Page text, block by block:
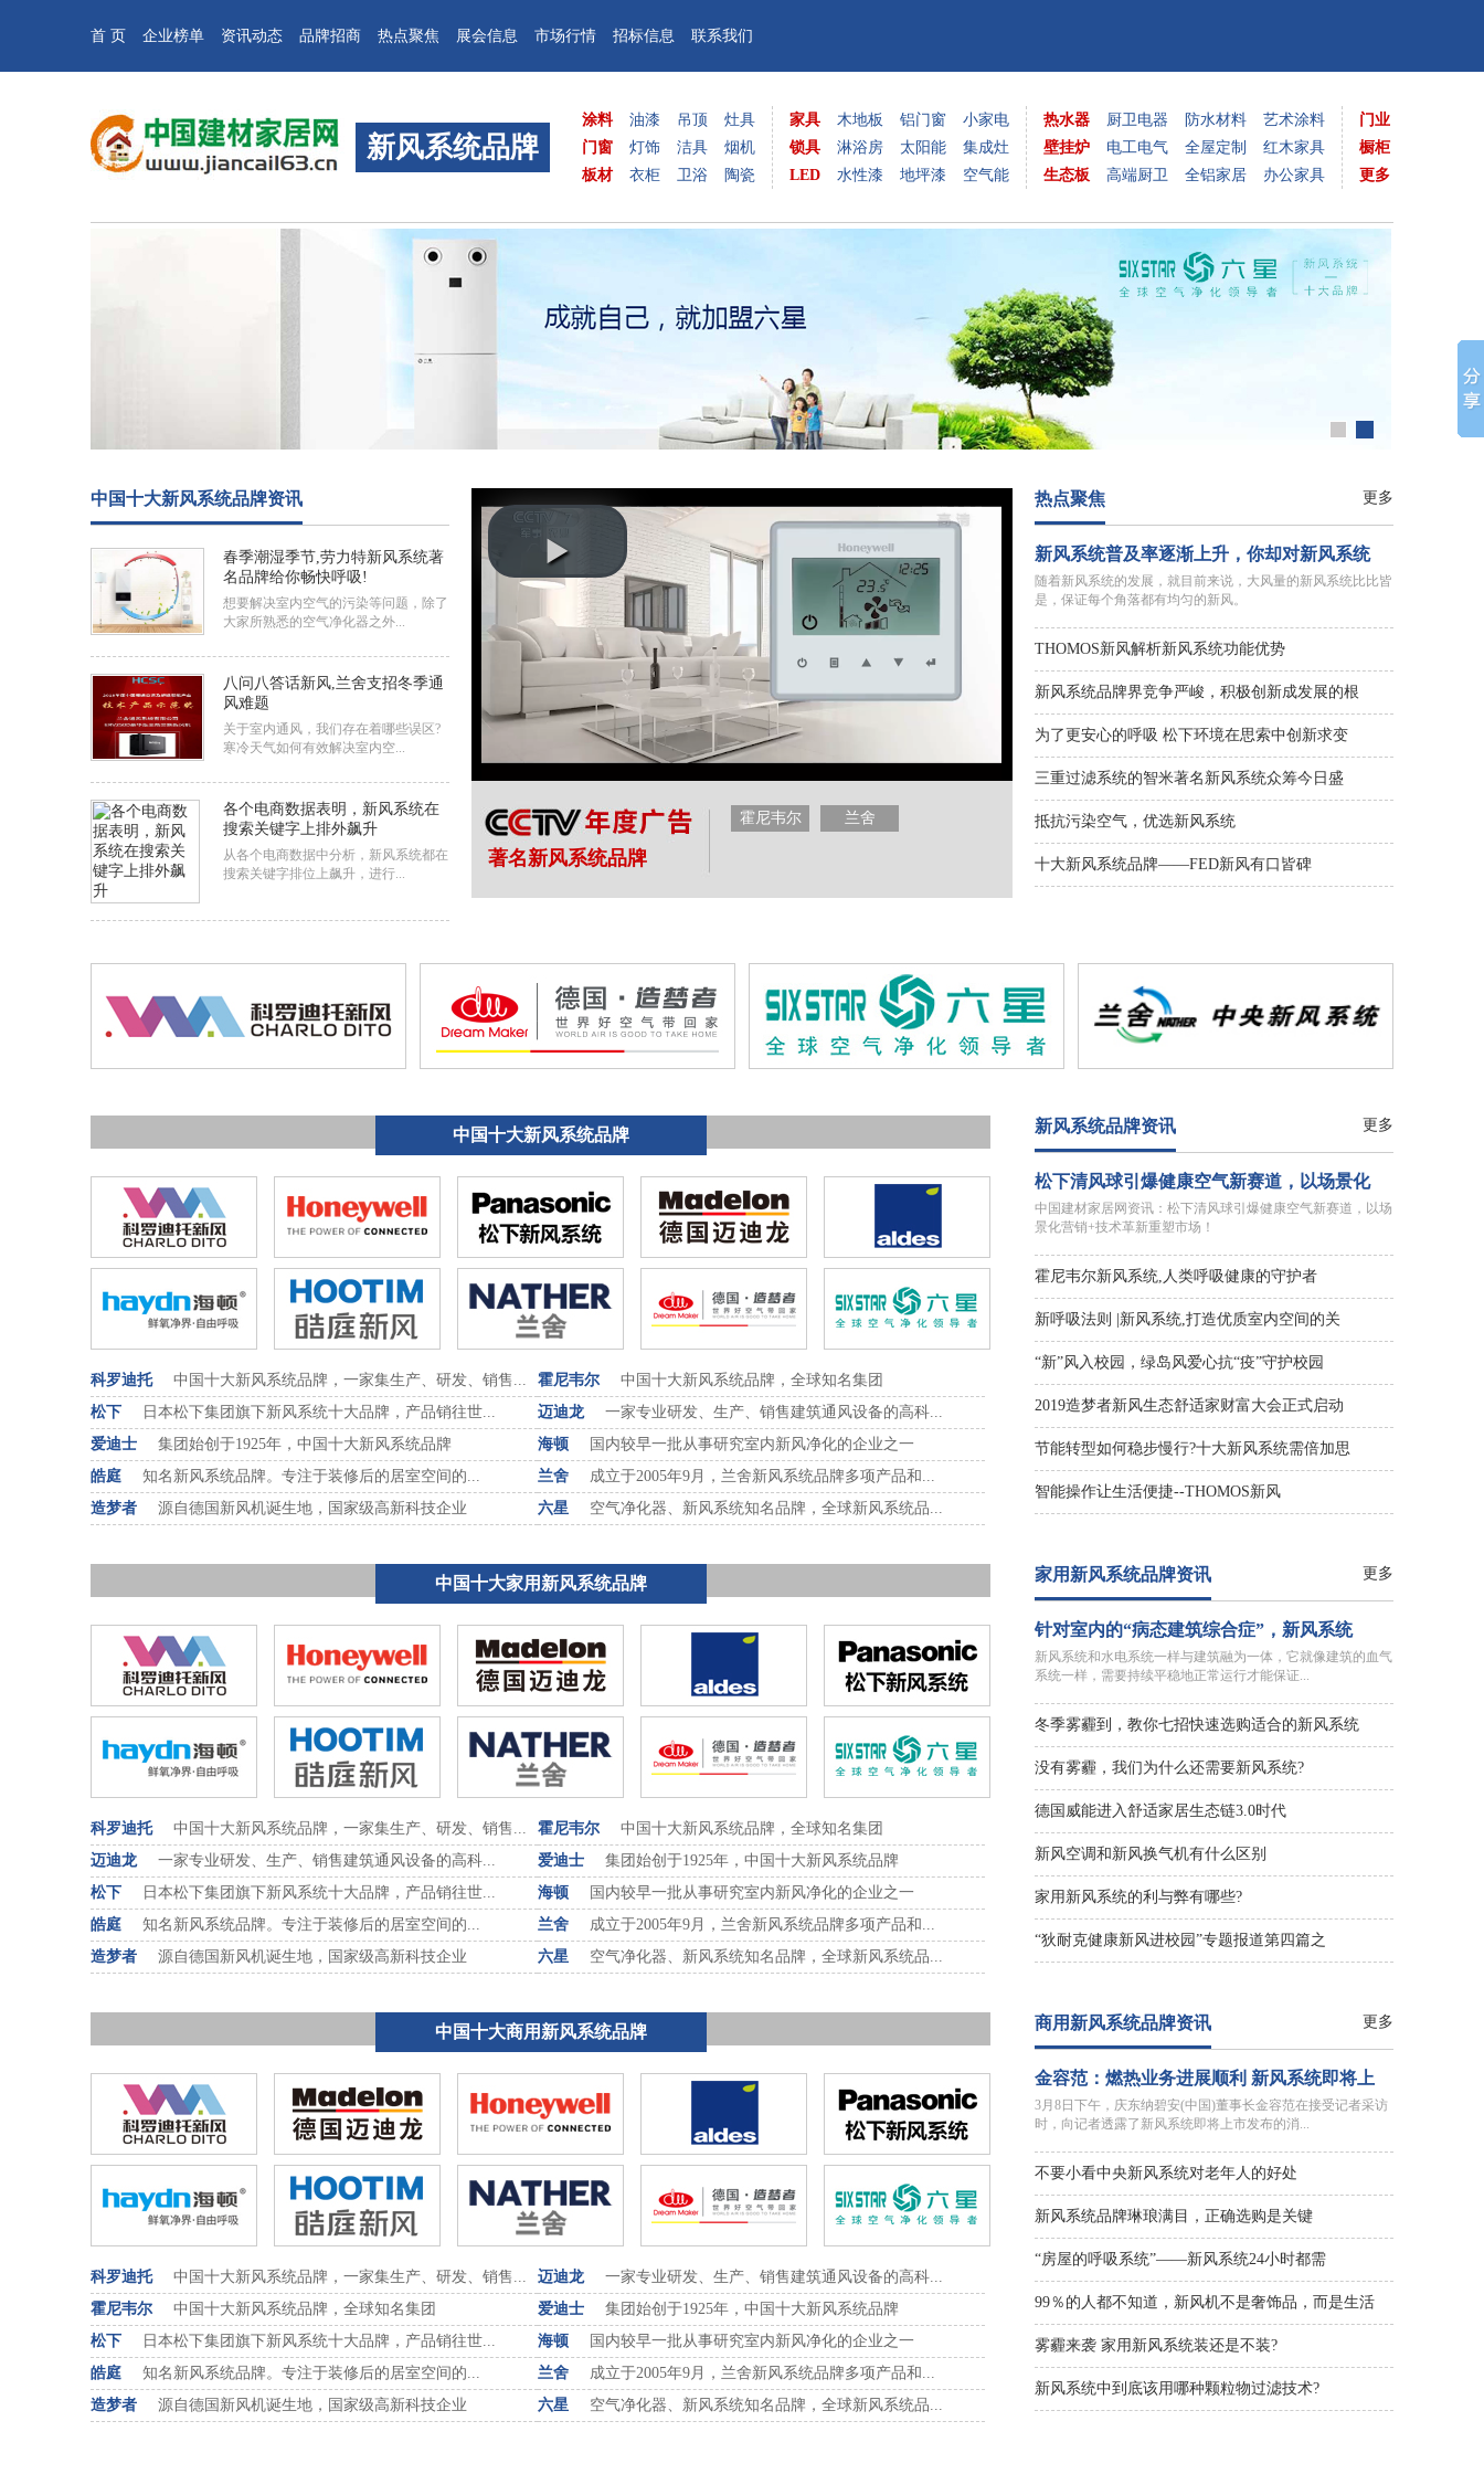
首 页 企业榜单 资讯动态 品牌招商 热点聚焦 展会信息 市场行情 招标信息 联系我们
新风系统品牌
涂料
门窗
板材
油漆
灯饰
衣柜
吊顶
洁具
卫浴
灶具
烟机
陶瓷
家具
锁具
LED
木地板
淋浴房
水性漆
铝门窗
太阳能
地坪漆
小家电
集成灶
空气能
热水器
壁挂炉
生态板
厨卫电器
电工电气
高端厨卫
防水材料
全屋定制
全铝家居
艺术涂料
红木家具
办公家具
门业
橱柜
更多
中国十大新风系统品牌资讯
春季潮湿季节,劳力特新风系统著
名品牌给你畅快呼吸!
想要解决室内空气的污染等问题，除了
大家所熟悉的空气净化器之外...
八问八答话新风,兰舍支招冬季通
风难题
关于室内通风，我们存在着哪些误区?
寒冷天气如何有效解决室内空...
各个电商数据表明，新风系统在
搜索关键字上排外飙升
从各个电商数据中分析，新风系统都在
搜索关键字排位上飙升，进行...
著名新风系统品牌
霍尼韦尔 兰舍
热点聚焦 更多
新风系统普及率逐渐上升，你却对新风系统
随着新风系统的发展，就目前来说，大风量的新风系统比比皆
是，保证每个角落都有均匀的新风。
THOMOS新风解析新风系统功能优势
新风系统品牌界竞争严峻，积极创新成发展的根
为了更安心的呼吸 松下环境在思索中创新求变
三重过滤系统的智米著名新风系统众筹今日盛
抵抗污染空气，优选新风系统
十大新风系统品牌——FED新风有口皆碑
中国十大新风系统品牌
科罗迪托 中国十大新风系统品牌，一家集生产、研发、销售... 霍尼韦尔
中国十大新风系统品牌，全球知名集团
松下
日本松下集团旗下新风系统十大品牌，产品销往世... 迈迪龙
一家专业研发、生产、销售建筑通风设备的高科...
爱迪士
集团始创于1925年，中国十大新风系统品牌 海顿
国内较早一批从事研究室内新风净化的企业之一
皓庭
知名新风系统品牌。专注于装修后的居室空间的... 兰舍
成立于2005年9月，兰舍新风系统品牌多项产品和...
造梦者
源自德国新风机诞生地，国家级高新科技企业 六星 空气净化器、新风系统知名品牌，全球新风系统品...
新风系统品牌资讯 更多
松下清风球引爆健康空气新赛道，以场景化
中国建材家居网资讯：松下清风球引爆健康空气新赛道，以场
景化营销+技术革新重塑市场！
霍尼韦尔新风系统,人类呼吸健康的守护者
新呼吸法则 |新风系统,打造优质室内空间的关
“新”风入校园，绿岛风爱心抗“疫”守护校园
2019造梦者新风生态舒适家财富大会正式启动
节能转型如何稳步慢行?十大新风系统需倍加思
智能操作让生活便捷--THOMOS新风
中国十大家用新风系统品牌
科罗迪托 中国十大新风系统品牌，一家集生产、研发、销售... 霍尼韦尔
中国十大新风系统品牌，全球知名集团
迈迪龙
一家专业研发、生产、销售建筑通风设备的高科... 爱迪士
集团始创于1925年，中国十大新风系统品牌
松下
日本松下集团旗下新风系统十大品牌，产品销往世... 海顿
国内较早一批从事研究室内新风净化的企业之一
皓庭
知名新风系统品牌。专注于装修后的居室空间的... 兰舍
成立于2005年9月，兰舍新风系统品牌多项产品和...
造梦者
源自德国新风机诞生地，国家级高新科技企业 六星 空气净化器、新风系统知名品牌，全球新风系统品...
家用新风系统品牌资讯 更多
针对室内的“病态建筑综合症”，新风系统
新风系统和水电系统一样与建筑融为一体，它就像建筑的血气
系统一样，需要持续平稳地正常运行才能保证...
冬季雾霾到，教你七招快速选购适合的新风系统
没有雾霾，我们为什么还需要新风系统?
德国威能进入舒适家居生态链3.0时代
新风空调和新风换气机有什么区别
家用新风系统的利与弊有哪些?
“狄耐克健康新风进校园”专题报道第四篇之
中国十大商用新风系统品牌
科罗迪托 中国十大新风系统品牌，一家集生产、研发、销售... 迈迪龙
一家专业研发、生产、销售建筑通风设备的高科...
霍尼韦尔
中国十大新风系统品牌，全球知名集团 爱迪士
集团始创于1925年，中国十大新风系统品牌
松下
日本松下集团旗下新风系统十大品牌，产品销往世... 海顿
国内较早一批从事研究室内新风净化的企业之一
皓庭
知名新风系统品牌。专注于装修后的居室空间的... 兰舍
成立于2005年9月，兰舍新风系统品牌多项产品和...
造梦者
源自德国新风机诞生地，国家级高新科技企业 六星 空气净化器、新风系统知名品牌，全球新风系统品...
商用新风系统品牌资讯 更多
金容范：燃热业务进展顺利 新风系统即将上
3月8日下午，庆东纳碧安(中国)董事长金容范在接受记者采访
时，向记者透露了新风系统即将上市发布的消...
不要小看中央新风系统对老年人的好处
新风系统品牌琳琅满目，正确选购是关键
“房屋的呼吸系统”——新风系统24小时都需
99％的人都不知道，新风机不是奢饰品，而是生活
雾霾来袭 家用新风系统装还是不装?
新风系统中到底该用哪种颗粒物过滤技术?